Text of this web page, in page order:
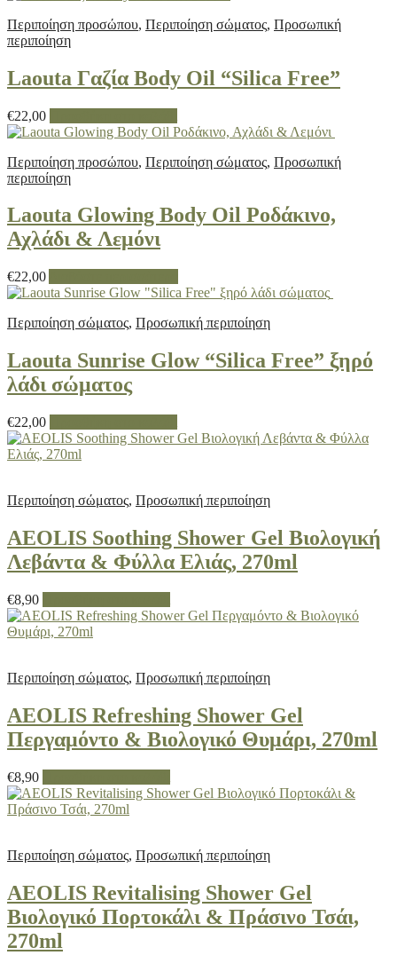
Περιποίηση προσώπου, Περιποίηση σώματος, Προσωπική
περιποίηση
Laouta Γαζία Body Oil “Silica Free”
€22,00
Περιποίηση προσώπου, Περιποίηση σώματος, Προσωπική
περιποίηση
Laouta Glowing Body Oil Ροδάκινο,
Αχλάδι & Λεμόνι
€22,00
Περιποίηση σώματος, Προσωπική περιποίηση
Laouta Sunrise Glow “Silica Free” ξηρό
λάδι σώματος
€22,00
Περιποίηση σώματος, Προσωπική περιποίηση
AEOLIS Soothing Shower Gel Βιολογική
Λεβάντα & Φύλλα Ελιάς, 270ml
€8,90
Περιποίηση σώματος, Προσωπική περιποίηση
AEOLIS Refreshing Shower Gel
Περγαμόντο & Βιολογικό Θυμάρι, 270ml
€8,90
Περιποίηση σώματος, Προσωπική περιποίηση
AEOLIS Revitalising Shower Gel
Βιολογικό Πορτοκάλι & Πράσινο Τσάι,
270ml